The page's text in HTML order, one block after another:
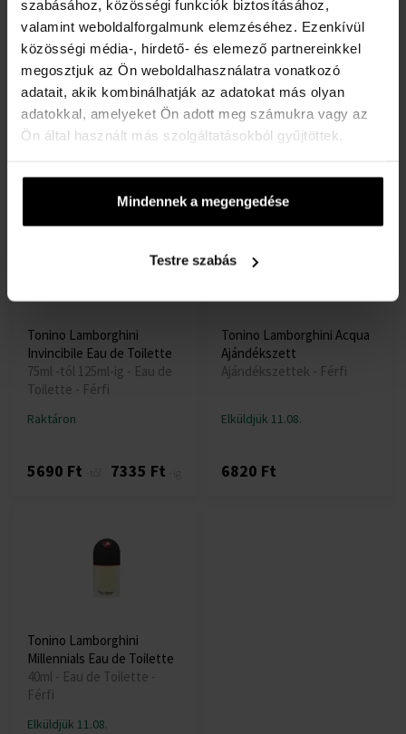
szabásához, közösségi funkciók biztosításához,
valamint weboldalforgalmunk elemzéséhez. Ezenkívül
közösségi média-, hirdető- és elemező partnereinkkel
megosztjuk az Ön weboldalhasználatra vonatkozó
adatait, akik kombinálhatják az adatokat más olyan
adatokkal, amelyeket Ön adott meg számukra vagy az
Ön által használt más szolgáltatásokból gyűjtöttek.
Mindennek a megengedése
Testre szabás
Tonino Lamborghini
Intenso Eau de Toilette -
Teszter
125ml - Eau de Toilette -
teszter - Férfi
Raktáron
Tonino Lamborghini
Essenza Eau de Toilette
75ml - Eau de Toilette -
Férfi
Raktáron
Tonino Lamborghini
Invincibile Eau de Toilette
75ml -tól 125ml-ig - Eau de
Toilette - Férfi
Raktáron
5690 Ft 7335 Ft
Tonino Lamborghini Acqua
Ajándékszett
Ajándékszettek - Férfi
Elküldjük 11.08.
6820 Ft
Tonino Lamborghini
Millennials Eau de Toilette
40ml - Eau de Toilette -
Férfi
Elküldjük 11.08.